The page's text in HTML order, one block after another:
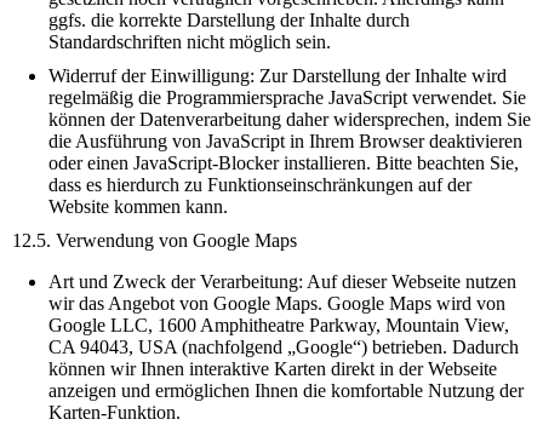
ggfs. die korrekte Darstellung der Inhalte durch
Standardschriften nicht möglich sein.
Widerruf der Einwilligung: Zur Darstellung der Inhalte wird
regelmäßig die Programmiersprache JavaScript verwendet. Sie
können der Datenverarbeitung daher widersprechen, indem Sie
die Ausführung von JavaScript in Ihrem Browser deaktivieren
oder einen JavaScript-Blocker installieren. Bitte beachten Sie,
dass es hierdurch zu Funktionseinschränkungen auf der
Website kommen kann.
12.5. Verwendung von Google Maps
Art und Zweck der Verarbeitung: Auf dieser Webseite nutzen
wir das Angebot von Google Maps. Google Maps wird von
Google LLC, 1600 Amphitheatre Parkway, Mountain View,
CA 94043, USA (nachfolgend „Google“) betrieben. Dadurch
können wir Ihnen interaktive Karten direkt in der Webseite
anzeigen und ermöglichen Ihnen die komfortable Nutzung der
Karten-Funktion.